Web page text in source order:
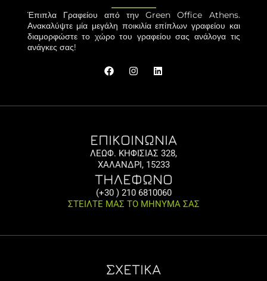
Έπιπλα Γραφείου από την Green Office Athens.
Ανακαλύψτε μία μεγάλη ποικιλία επίπλων γραφείου και
διαμορφώστε το χώρο του γραφείου σας ανάλογα τις
ανάγκες σας!
ΕΠΙΚΟΙΝΩΝΙΑ
ΛΕΩΦ. ΚΗΦΙΣΙΑΣ 328,
ΧΑΛΑΝΔΡΙ, 15233
ΤΗΛΕΦΩΝΟ
(+30 ) 210 6810060
ΣΤΕΙΛΤΕ ΜΑΣ ΤΟ ΜΗΝΥΜΑ ΣΑΣ
ΣΧΕΤΙΚΑ